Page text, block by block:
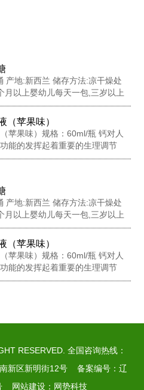
产地:新西兰 储存方法:凉干燥处
月以上婴幼儿每天一包,三岁以上
妇及成人每天3包 配料: 抗性糊
酵母粉，岩藻多糖，水苏糖，酵
叶樱桃粉，黄金奇异果粉，接骨
神经氨酸...
（苹果味）
苹果味）规格：60ml/瓶 钙对人
能的发挥起着重要的生理调节
含量的不足会影响人体的生长发
能，并激活一些消化酶的活性。
必要的营养成份之一。...
产地:新西兰 储存方法:凉干燥处
月以上婴幼儿每天一包,三岁以上
妇及成人每天3包 配料: 抗性糊
酵母粉，岩藻多糖，水苏糖，酵
叶樱桃粉，黄金奇异果粉，接骨
神经氨酸...
（苹果味）
苹果味）规格：60ml/瓶 钙对人
能的发挥起着重要的生理调节
含量的不足会影响人体的生长发
RESERVED. 全国咨询热线：
新区新明街12号 备案编号： 辽
网站建设：网势科技